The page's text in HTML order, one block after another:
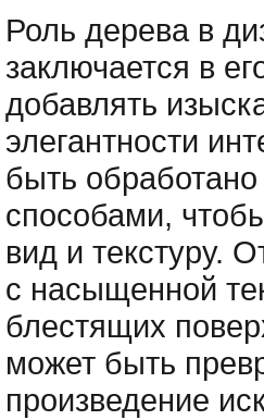
Роль дерева в
заключается в
добавлять
элегантности
быть
способами,
вид и текстуру.
с насыщенной
блестящих
может быть
произведение